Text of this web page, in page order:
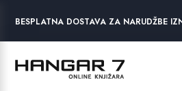
BESPLATNA DOSTAVA ZA NARUDŽBE